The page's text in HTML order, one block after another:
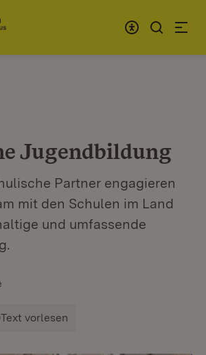
Jugendbildung
Partner engagieren
mit den Schulen im Land
und umfassende
Text vorlesen